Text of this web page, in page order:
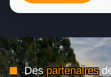
Despartenaires